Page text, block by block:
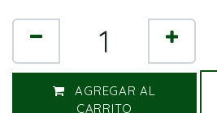
AGREGAR AL
CARRITO